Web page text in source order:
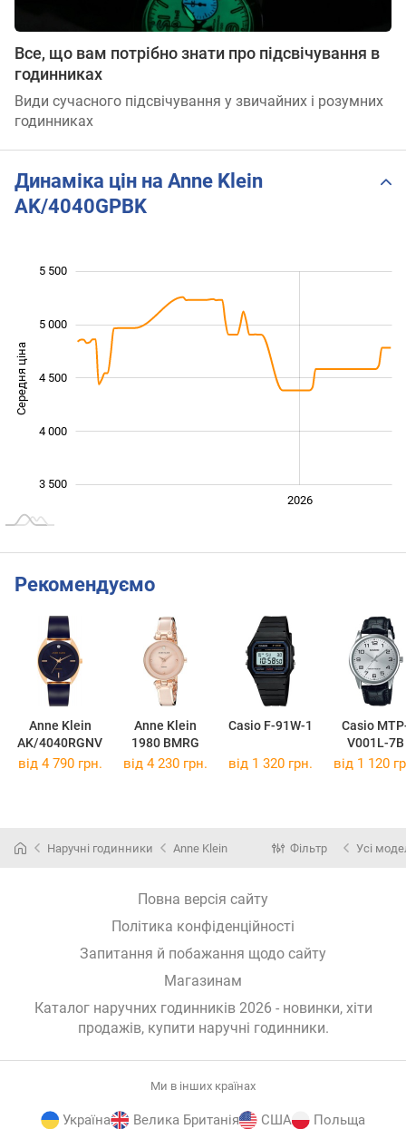
Все, що вам потрібно знати про підсвічування в
годинниках
Види сучасного підсвічування у звичайних і розумних
годинниках
Динаміка цін на Anne Klein
AK/4040GPBK
Середня ціна 3 800
4 000
5 500
5 000
4 500
3 500
2026
Рекомендуємо
Anne Klein
AK/4040RGNV
Anne Klein
1980 BMRG
Casio F-91W-1
Casio
V001L-7B
від 4 790 грн. від 4 230 грн. від 1 320 грн. від 1 120
Наручні годинники Anne Klein Фільтр Усі
Повна версія сайту
Політика конфіденційності
Запитання й побажання щодо сайту
Магазинам
Каталог наручних годинників 2026 - новинки, хіти
продажів, купити наручні годинники.
Ми в інших країнах
Україна Велика Британія США Польща